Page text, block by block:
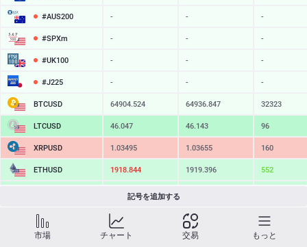
#AUS200 - - -
#SPXm - - -
#UK100 - - -
#J225 - - -
BTCUSD 64904.524 64936.847 32323
LTCUSD 46.047 46.143 96
XRPUSD 1.03495 1.03655 160
ETHUSD 1918.844 1919.396 552
216.219
SOLUSD 76.38
TSLA - - -
記号を追加する
市場 チャート 交易 もっと